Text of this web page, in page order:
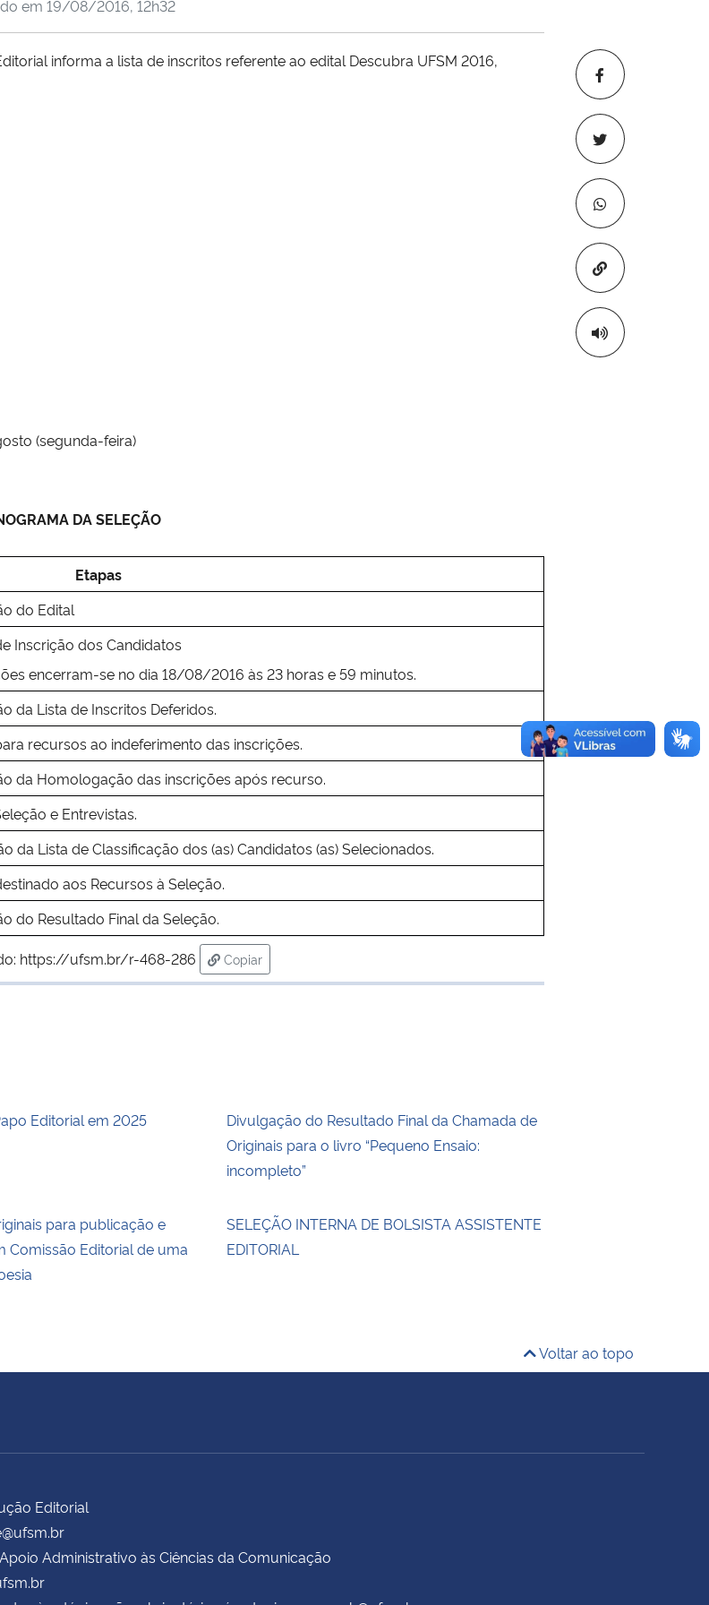
Copiar para
em 19/08/2016, 12h32
informa a lista de inscritos referente ao edital Descubra UFSM 2016,
(segunda-feira)
DA SELEÇÃO
do Edital
Inscrição dos Candidatos
encerram-se no dia 18/08/2016 às 23 horas e 59 minutos.
da Lista de Inscritos Deferidos.
recursos ao indeferimento das inscrições.
da Homologação das inscrições após recurso.
e Entrevistas.
da Lista de Classificação dos (as) Candidatos (as) Selecionados.
aos Recursos à Seleção.
do Resultado Final da Seleção.
https://ufsm.br/r-468-286
Copiar
para área de transferência
Editorial em 2025
Divulgação do Resultado Final da Chamada de
Originais para o livro “Pequeno Ensaio:
incompleto”
para publicação e
Comissão Editorial de uma
SELEÇÃO INTERNA DE BOLSISTA ASSISTENTE
EDITORIAL
Voltar ao topo
Editorial
Administrativo às Ciências da Comunicação